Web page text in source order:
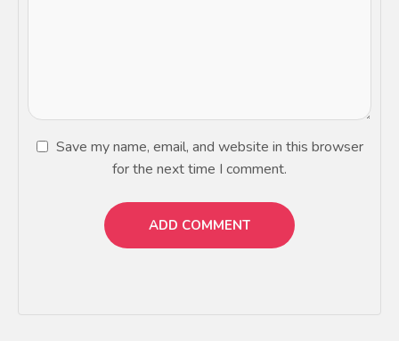
Save my name, email, and website in this browser
for the next time I comment.